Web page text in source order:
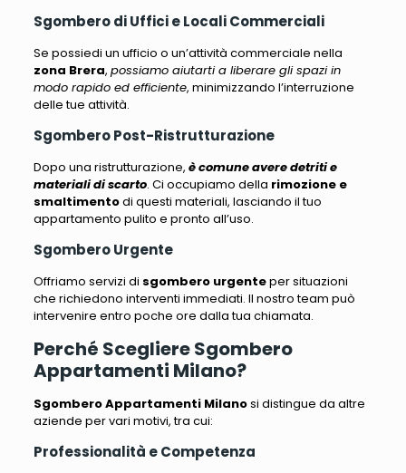
Sgombero di Uffici e Locali Commerciali
Se possiedi un ufficio o un’attività commerciale nella
zona Brera, possiamo aiutarti a liberare gli spazi in
modo rapido ed efficiente, minimizzando l’interruzione
delle tue attività.
Sgombero Post-Ristrutturazione
Dopo una ristrutturazione, è comune avere detriti e
materiali di scarto. Ci occupiamo della rimozione e
smaltimentodi questi materiali, lasciando il tuo
appartamento pulito e pronto all’uso.
Sgombero Urgente
Offriamo servizi di sgombero urgenteper situazioni
che richiedono interventi immediati. Il nostro team può
intervenire entro poche ore dalla tua chiamata.
Perché Scegliere Sgombero
Appartamenti Milano?
Sgombero Appartamenti Milanosi distingue da altre
aziende per vari motivi, tra cui:
Professionalità e Competenza